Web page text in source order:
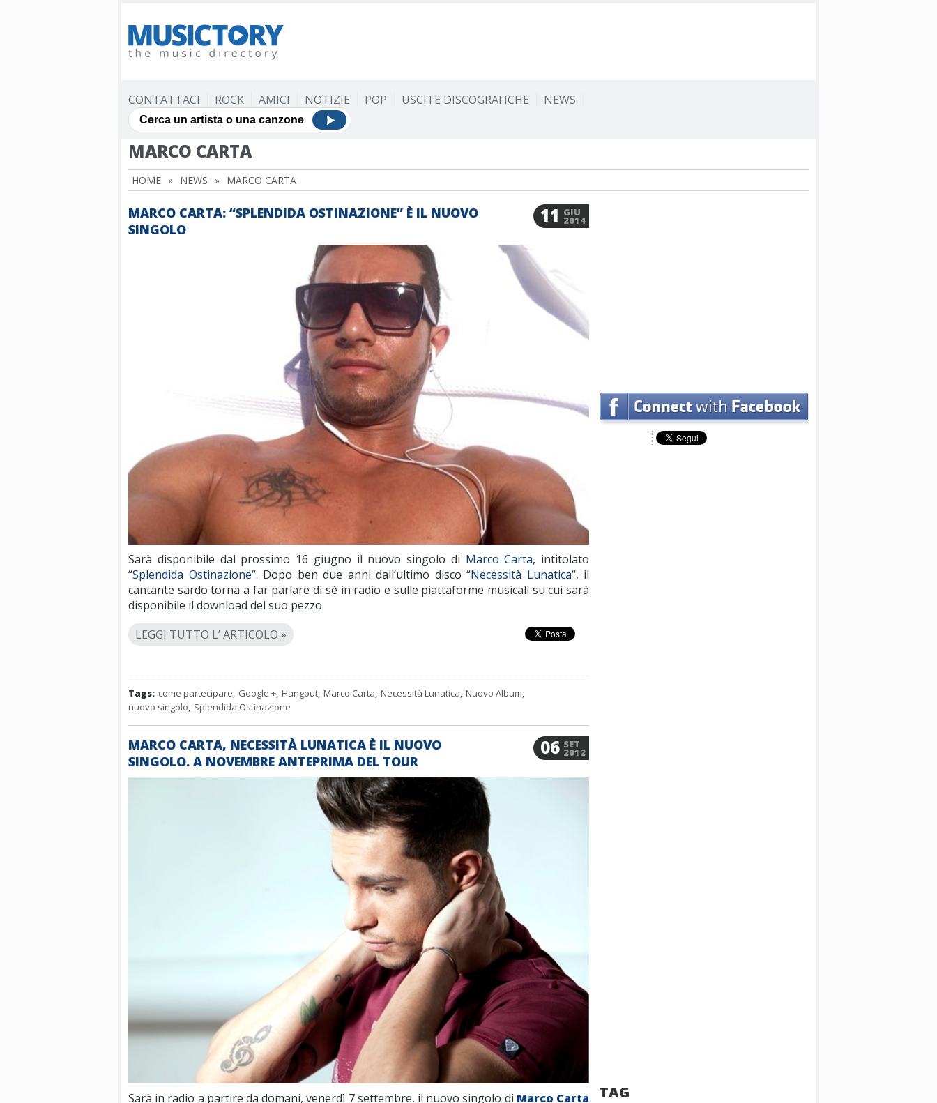
CONTATTACI ROCK AMICI NOTIZIE POP USCITE DISCOGRAFICHE NEWS
MARCO CARTA
HOME » NEWS » MARCO CARTA
MARCO CARTA: “SPLENDIDA OSTINAZIONE” È IL NUOVO
SINGOLO
11 GIU
2014
Sarà disponibile dal prossimo 16 giugno il nuovo singolo di Marco Carta, intitolato
“Splendida Ostinazione“. Dopo ben due anni dall’ultimo disco “Necessità Lunatica“, il
cantante sardo torna a far parlare di sé in radio e sulle piattaforme musicali su cui sarà
disponibile il download del suo pezzo.
LEGGI TUTTO L’ ARTICOLO »
Tags: come partecipare, Google +, Hangout, Marco Carta, Necessità Lunatica, Nuovo Album,
nuovo singolo, Splendida Ostinazione
MARCO CARTA, NECESSITÀ LUNATICA È IL NUOVO
SINGOLO. A NOVEMBRE ANTEPRIMA DEL TOUR
06 SET
2012
Sarà in radio a partire da domani, venerdì 7 settembre, il nuovo singolo di Marco Carta
TAG